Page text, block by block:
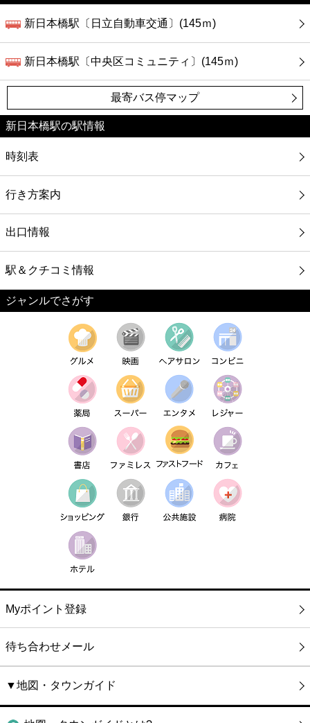
新日本橋駅〔日立自動車交通〕(145ｍ)
新日本橋駅〔中央区コミュニティ〕(145ｍ)
最寄バス停マップ
新日本橋駅の駅情報
時刻表
行き方案内
出口情報
駅＆クチコミ情報
ジャンルでさがす
Myポイント登録
待ち合わせメール
▼地図・タウンガイド